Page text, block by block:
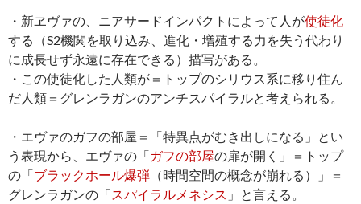
・新ヱヴァの、ニアサードインパクトによって人が使徒化
する（S2機関を取り込み、進化・増殖する力を失う代わり
に成長せず永遠に存在できる）描写がある。
・この使徒化した人類が＝トップのシリウス系に移り住ん
だ人類＝グレンラガンのアンチスパイラルと考えられる。
・エヴァのガフの部屋＝「特異点がむき出しになる」とい
う表現から、エヴァの「ガフの部屋の扉が開く」＝トップ
の「ブラックホール爆弾 （時間空間の概念が崩れる）」＝
グレンラガンの「スパイラルメネシス 」と言える。